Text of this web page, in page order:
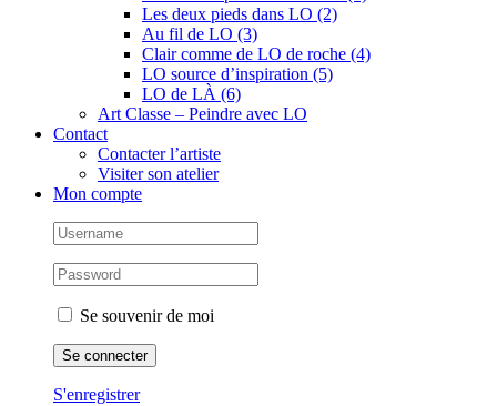
Les deux pieds dans LO (2)
Au fil de LO (3)
Clair comme de LO de roche (4)
LO source d’inspiration (5)
LO de LÀ (6)
Art Classe – Peindre avec LO
Contact
Contacter l’artiste
Visiter son atelier
Mon compte
Se souvenir de moi
S'enregistrer